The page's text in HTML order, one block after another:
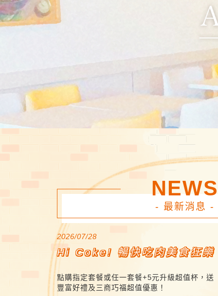
NEWS
- 最新消息 -
2026/07/28
Hi Coke! 暢快吃肉美食狂樂
點購指定套餐或任一套餐+5元升級超值杯，送
豐富好禮及三商巧福超值優惠！